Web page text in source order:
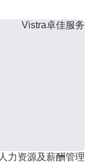
Vistra卓佳服务
人力资源及薪酬管理